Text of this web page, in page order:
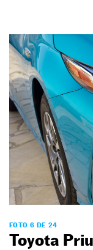
FOTO 6 DE 24
Toyota